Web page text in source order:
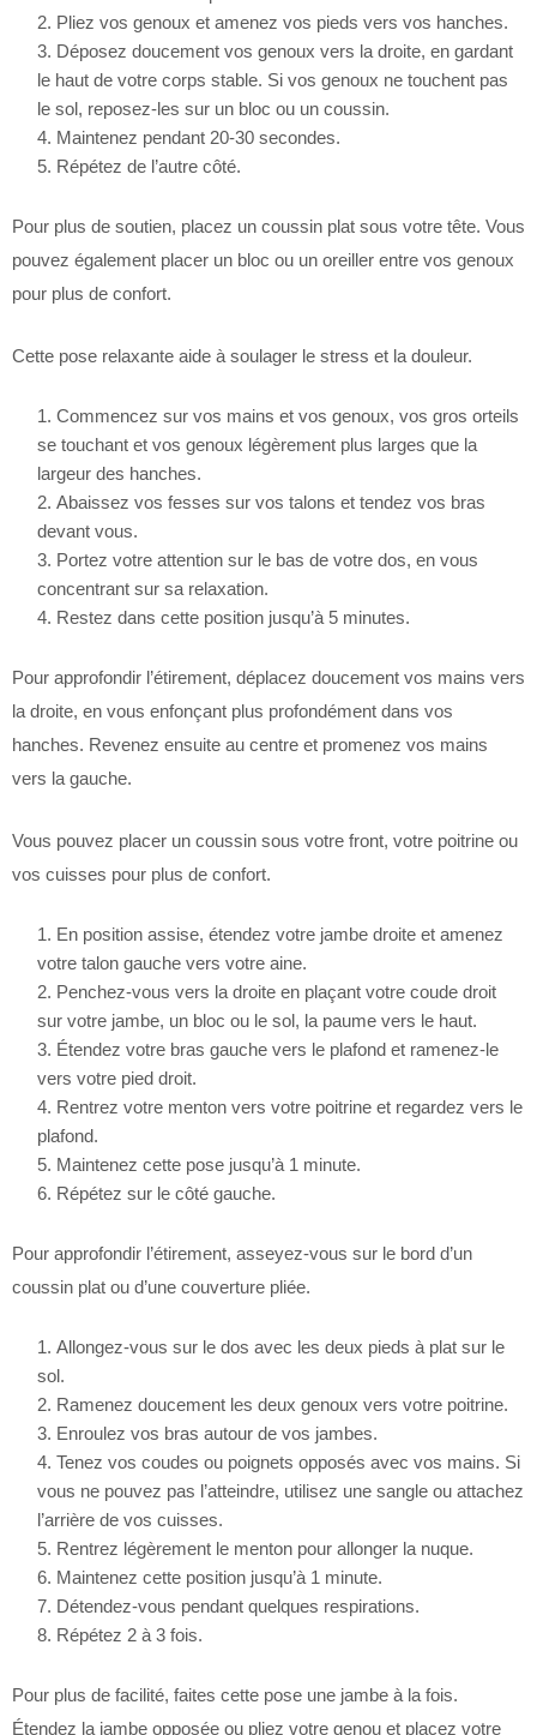
Pliez vos genoux et amenez vos pieds vers vos hanches.
Déposez doucement vos genoux vers la droite, en gardant
le haut de votre corps stable. Si vos genoux ne touchent pas
le sol, reposez-les sur un bloc ou un coussin.
Maintenez pendant 20-30 secondes.
Répétez de l’autre côté.
Pour plus de soutien, placez un coussin plat sous votre tête. Vous
pouvez également placer un bloc ou un oreiller entre vos genoux
pour plus de confort.
Cette pose relaxante aide à soulager le stress et la douleur.
Commencez sur vos mains et vos genoux, vos gros orteils
se touchant et vos genoux légèrement plus larges que la
largeur des hanches.
Abaissez vos fesses sur vos talons et tendez vos bras
devant vous.
Portez votre attention sur le bas de votre dos, en vous
concentrant sur sa relaxation.
Restez dans cette position jusqu’à 5 minutes.
Pour approfondir l’étirement, déplacez doucement vos mains vers
la droite, en vous enfonçant plus profondément dans vos
hanches. Revenez ensuite au centre et promenez vos mains
vers la gauche.
Vous pouvez placer un coussin sous votre front, votre poitrine ou
vos cuisses pour plus de confort.
En position assise, étendez votre jambe droite et amenez
votre talon gauche vers votre aine.
Penchez-vous vers la droite en plaçant votre coude droit
sur votre jambe, un bloc ou le sol, la paume vers le haut.
Étendez votre bras gauche vers le plafond et ramenez-le
vers votre pied droit.
Rentrez votre menton vers votre poitrine et regardez vers le
plafond.
Maintenez cette pose jusqu’à 1 minute.
Répétez sur le côté gauche.
Pour approfondir l’étirement, asseyez-vous sur le bord d’un
coussin plat ou d’une couverture pliée.
Allongez-vous sur le dos avec les deux pieds à plat sur le
sol.
Ramenez doucement les deux genoux vers votre poitrine.
Enroulez vos bras autour de vos jambes.
Tenez vos coudes ou poignets opposés avec vos mains. Si
vous ne pouvez pas l’atteindre, utilisez une sangle ou attachez
l’arrière de vos cuisses.
Rentrez légèrement le menton pour allonger la nuque.
Maintenez cette position jusqu’à 1 minute.
Détendez-vous pendant quelques respirations.
Répétez 2 à 3 fois.
Pour plus de facilité, faites cette pose une jambe à la fois.
Étendez la jambe opposée ou pliez votre genou et placez votre